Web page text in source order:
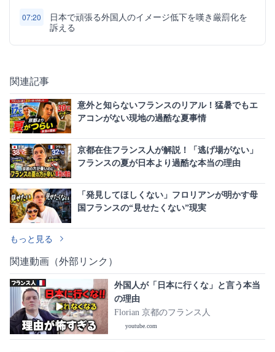
07:20
日本で頑張る外国人のイメージ低下を嘆き厳罰化を
訴える
関連記事
意外と知らないフランスのリアル！猛暑でもエ
アコンがない現地の過酷な夏事情
京都在住フランス人が解説！「逃げ場がない」
フランスの夏が日本より過酷な本当の理由
「発見してほしくない」フロリアンが明かす母
国フランスの“見せたくない”現実
もっと見る
関連動画（外部リンク）
外国人が「日本に行くな」と言う本当
の理由
Florian 京都のフランス人
youtube.com